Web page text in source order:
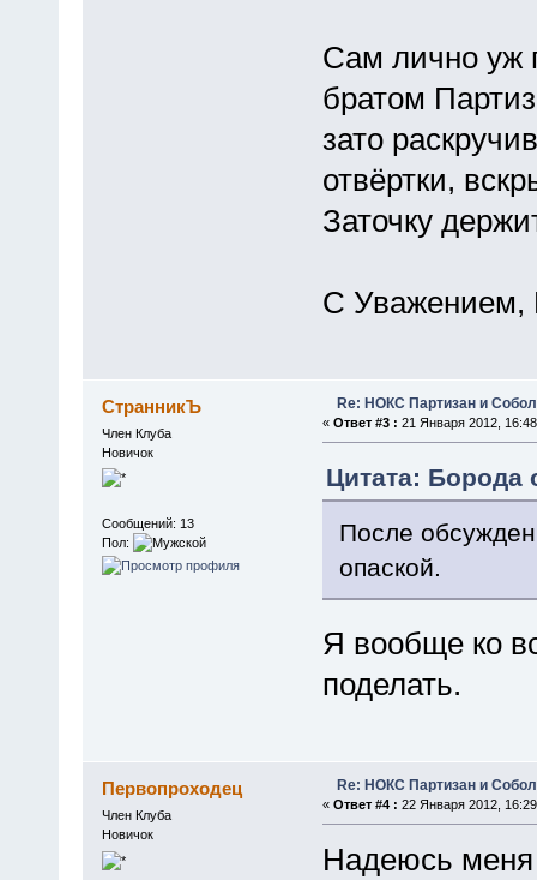
Сам лично уж
братом
зато
отвёртки,
Заточку
С Уважением,
СтранникЪ
Член Клуба
Новичок
Сообщений: 13
Пол:
Re: НОКС Партизан и
« Ответ #3 : 21 Января 2012,
Цитата: Борода
После
опаской.
Я вообще ко
поделать.
Первопроходец
Член Клуба
Новичок
Re: НОКС Партизан и
« Ответ #4 : 22 Января 2012,
Надеюсь меня